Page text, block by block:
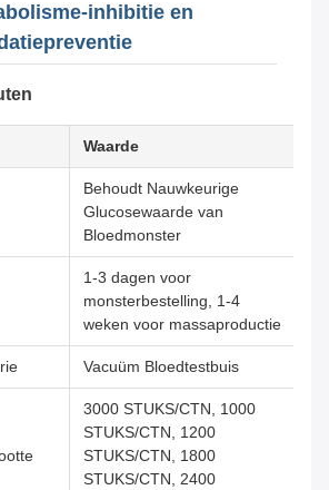
inhibitie en
Waarde
Behoudt Nauwkeurige
Glucosewaarde van
Bloedmonster
1-3 dagen voor
monsterbestelling, 1-4
weken voor massaproductie
Vacuüm Bloedtestbuis
3000 STUKS/CTN, 1000
STUKS/CTN, 1200
STUKS/CTN, 1800
STUKS/CTN, 2400